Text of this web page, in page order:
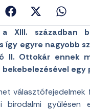
XIII. században
így egyre nagyobb
II. Ottokár ennek